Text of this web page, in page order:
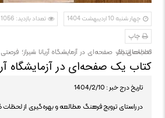
چهار شنبه 10 اردیبهشت 1404 تعداد بازدید: 1056
چاپ
کتاب‌های یک صفحه‌ای در آزمایشگاه آریانا شیراز؛ فرصتی برای ترویج فرهنگ مطالعه در لحظات انتظار
کتاب یک صفحه‌ای در آزمایشگاه
تاریخ درج خبر : 1404/2/10
در راستای ترویج فرهنگ مطالعه و بهره‌گیری از لحظات